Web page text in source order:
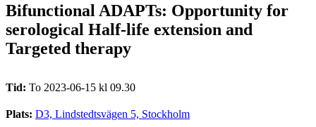
Bifunctional ADAPTs: Opportunity for
serological Half-life extension and
Targeted therapy
Tid: To 2023-06-15 kl 09.30
Plats: D3, Lindstedtsvägen 5, Stockholm